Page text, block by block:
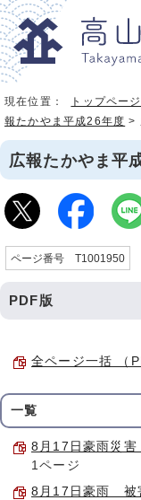
現在位置： トップページ
報たかやま平成26年度 >
広報たかやま平
ページ番号 T1001950
PDF版
全ページ一括 （
一覧
8月17日豪雨災害
1ページ
8月17日豪雨 被